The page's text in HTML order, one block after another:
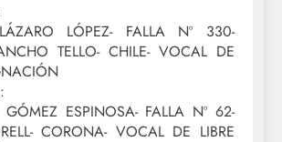
LÓPEZ- FALLA Nº 330-
TELLO- CHILE- VOCAL DE
GÓMEZ ESPINOSA- FALLA Nº 62-
CORONA- VOCAL DE LIBRE